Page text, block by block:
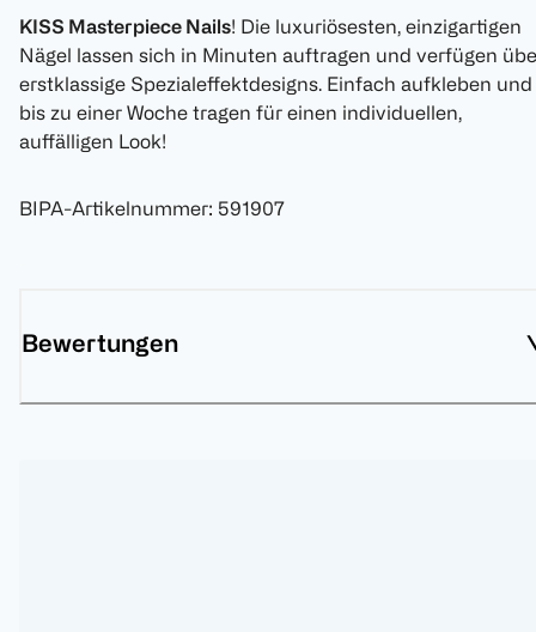
KISS Masterpiece Nails! Die luxuriösesten, einzigartigen
Nägel lassen sich in Minuten auftragen und verfügen
erstklassige Spezialeffektdesigns. Einfach aufkleben und
bis zu einer Woche tragen für einen individuellen,
auffälligen Look!
BIPA-Artikelnummer: 591907
Bewertungen